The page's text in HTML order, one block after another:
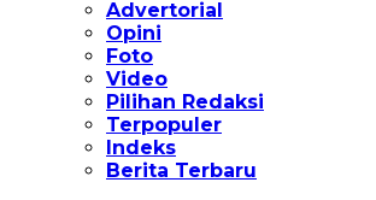
Advertorial
Opini
Foto
Video
Pilihan Redaksi
Terpopuler
Indeks
Berita Terbaru